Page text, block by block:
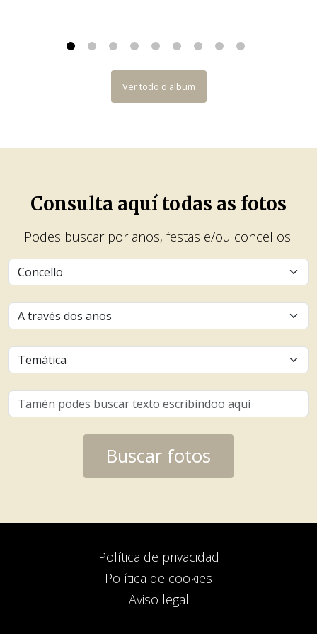
Ver todo o album
Consulta aquí todas as fotos
Podes buscar por anos, festas e/ou concellos.
Buscar fotos
Política de privacidad
Política de cookies
Aviso legal